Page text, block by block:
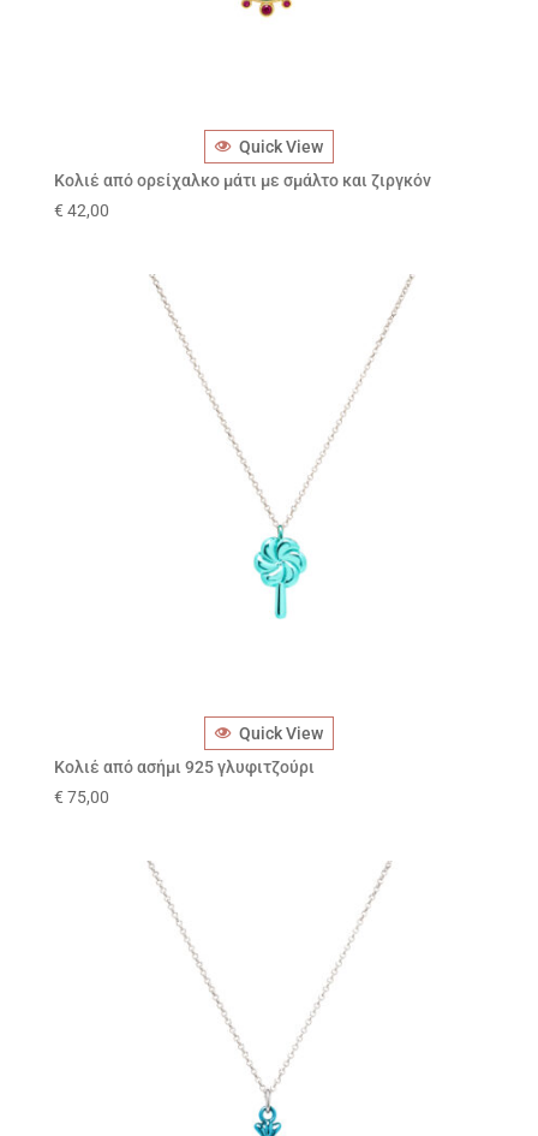
Quick View
Κολιέ από ορείχαλκο μάτι με σμάλτο και ζιργκόν
€ 42,00
Quick View
Κολιέ από ασήμι 925 γλυφιτζούρι
€ 75,00